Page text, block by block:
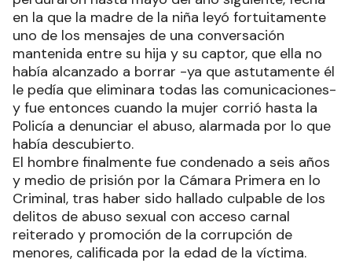
en la que la madre de la niña leyó fortuitamente
uno de los mensajes de una conversación
mantenida entre su hija y su captor, que ella no
había alcanzado a borrar -ya que astutamente él
le pedía que eliminara todas las comunicaciones-
y fue entonces cuando la mujer corrió hasta la
Policía a denunciar el abuso, alarmada por lo que
había descubierto.
El hombre finalmente fue condenado a seis años
y medio de prisión por la Cámara Primera en lo
Criminal, tras haber sido hallado culpable de los
delitos de abuso sexual con acceso carnal
reiterado y promoción de la corrupción de
menores, calificada por la edad de la víctima.